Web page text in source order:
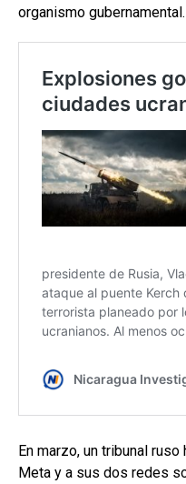
organismo gubernamental.
En marzo, un tribunal
Meta y a sus dos redes